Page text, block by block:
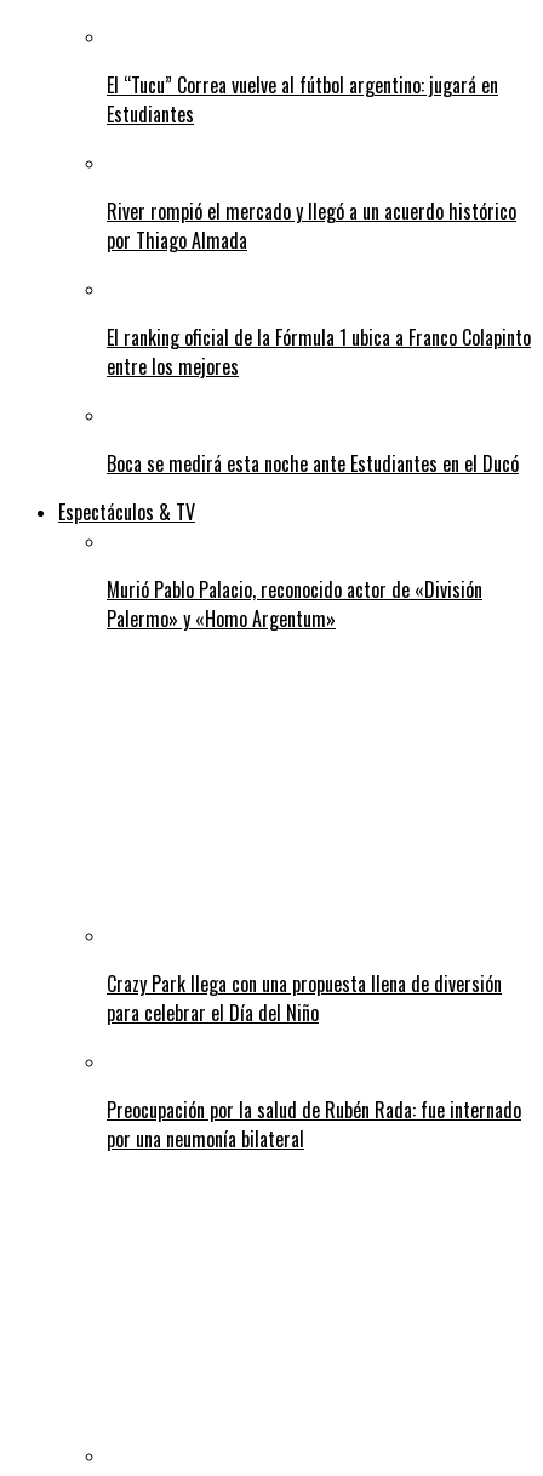
El “Tucu” Correa vuelve al fútbol argentino: jugará en
Estudiantes
River rompió el mercado y llegó a un acuerdo histórico
por Thiago Almada
El ranking oficial de la Fórmula 1 ubica a Franco Colapinto
entre los mejores
Boca se medirá esta noche ante Estudiantes en el Ducó
Espectáculos & TV
Murió Pablo Palacio, reconocido actor de «División
Palermo» y «Homo Argentum»
Crazy Park llega con una propuesta llena de diversión
para celebrar el Día del Niño
Preocupación por la salud de Rubén Rada: fue internado
por una neumonía bilateral